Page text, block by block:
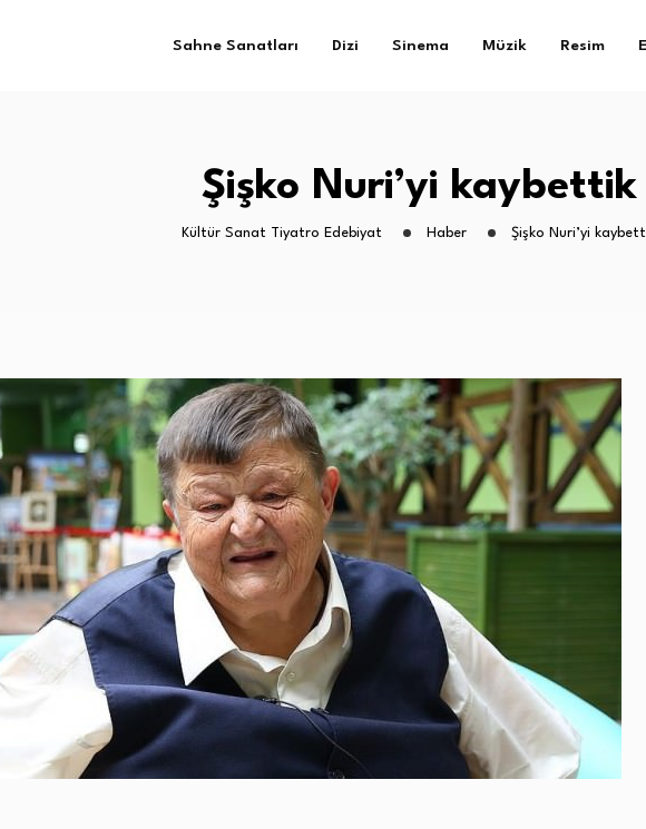
Sahne Sanatları Dizi Sinema Müzik Resim
Şişko Nuri’yi kaybettik
Kültür Sanat Tiyatro Edebiyat Haber Şişko Nuri’yi